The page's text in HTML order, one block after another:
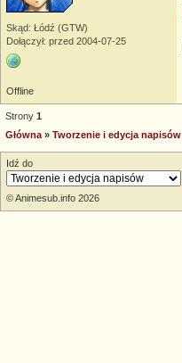
Skąd: Łódź (GTW)
Dołączył: przed 2004-07-25
Offline
Strony 1
Główna » Tworzenie i edycja napisów
Idź do
© Animesub.info 2026